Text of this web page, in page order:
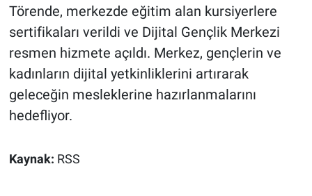
Törende, merkezde eğitim alan kursiyerlere
sertifikaları verildi ve Dijital Gençlik Merkezi
resmen hizmete açıldı. Merkez, gençlerin ve
kadınların dijital yetkinliklerini artırarak
geleceğin mesleklerine hazırlanmalarını
hedefliyor.
Kaynak: RSS